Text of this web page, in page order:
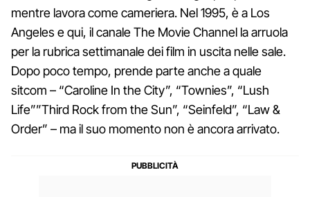
mentre lavora come cameriera. Nel 1995, è a Los
Angeles e qui, il canale The Movie Channel la arruola
per la rubrica settimanale dei film in uscita nelle sale.
Dopo poco tempo, prende parte anche a quale
sitcom – “Caroline In the City”, “Townies”, “Lush
Life””Third Rock from the Sun”, “Seinfeld”, “Law &
Order” – ma il suo momento non è ancora arrivato.